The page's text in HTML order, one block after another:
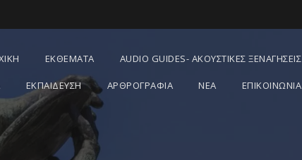
ΕΚΘΕΜΑΤΑ AUDIO GUIDES- ΑΚΟΥΣΤΙΚΈΣ ΞΕΝΑΓΉΣΕΙΣ
ΕΚΠΑΙΔΕΥΣΗ ΑΡΘΡΟΓΡΑΦΊΑ ΝΕΑ ΕΠΙΚΟΙΝΩΝΙΑ